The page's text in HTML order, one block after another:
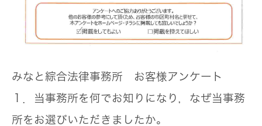
みなと綜合法律事務所 お客様アンケート
１．当事務所を何でお知りになり，なぜ当事務
所をお選びいただきましたか。